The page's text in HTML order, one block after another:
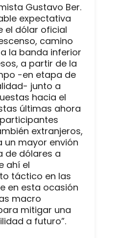
Gustavo Ber.
expectativa
el dólar oficial
camino
la banda inferior
a partir de la
-en etapa de
junto a
hacia el
últimas ahora
extranjeros,
un mayor envión
de dólares a
ahí el
táctico en las
en esta ocasión
macro
mitigar una
a futuro”.